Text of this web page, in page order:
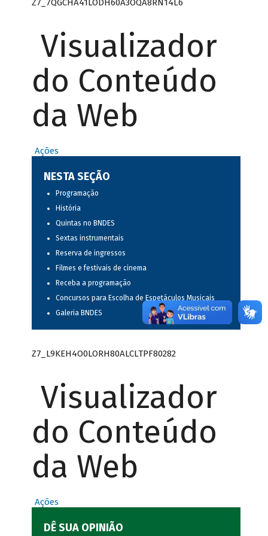
Visualizador
do Conteúdo
da Web
Ações
NESTA SEÇÃO
Programação
História
Quintas no BNDES
Sextas instrumentais
Reserva de ingressos
Filmes e festivais de cinema
Receba a programação
Concursos para Escolha de Espetáculos Musicais
Galeria BNDES
Z7_L9KEH4O0LORH80ALCLTPF80282
Visualizador
do Conteúdo
da Web
Ações
DÊ SUA OPINIÃO